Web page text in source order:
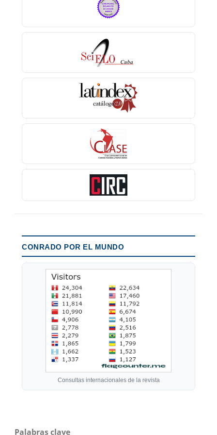
CONRADO POR EL MUNDO
Consultas internacionales de la revista
Palabras clave